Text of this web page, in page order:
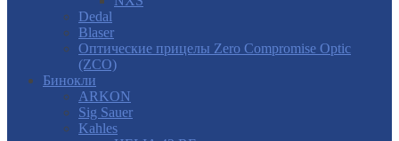
Dedal
Blaser
Оптические прицелы Zero Compromise Optic
(ZCO)
Бинокли
ARKON
Sig Sauer
Kahles